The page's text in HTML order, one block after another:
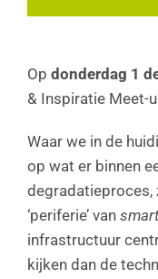
Op donderdag 1
& Inspiratie Meet-
Waar we in de
op wat er binnen
degradatieproces,
‘periferie’ van
infrastructuur
kijken dan de